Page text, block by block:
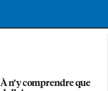
À n’y comprendre que